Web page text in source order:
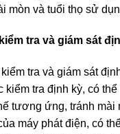
mòn và tuổi thọ sử
tra và giám sát
tra và giám sát
kiểm tra định kỳ, có
tương ứng, tránh mài
máy phát điện, có